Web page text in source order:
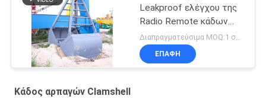
Leakproof ελέγχου της
Radio Remote κάδων
αρπαγών Clamshell
σχοινιών
Διαπραγματεύσιμα MOQ:1 σύνολο
ΕΠΑΦΉ
Κάδος αρπαγών Clamshell